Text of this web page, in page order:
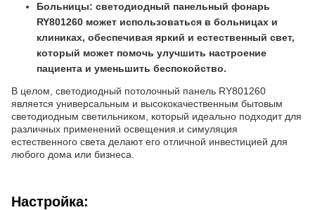
Больницы: светодиодный панельный фонарь
RY801260 может использоваться в больницах и
клиниках, обеспечивая яркий и естественный свет,
который может помочь улучшить настроение
пациента и уменьшить беспокойство.
В целом, светодиодный потолочный панель RY801260
является универсальным и высококачественным бытовым
светодиодным светильником, который идеально подходит для
различных применений освещения.и симуляция
естественного света делают его отличной инвестицией для
любого дома или бизнеса.
Настройка: